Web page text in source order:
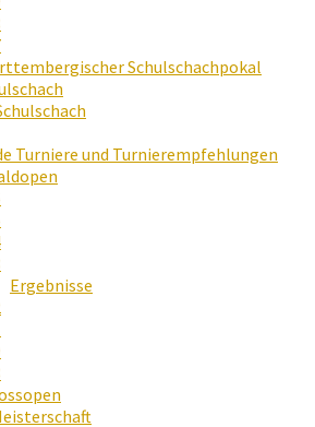
Schulschachpokal
Turniere und Turnierempfehlungen
Ergebnisse